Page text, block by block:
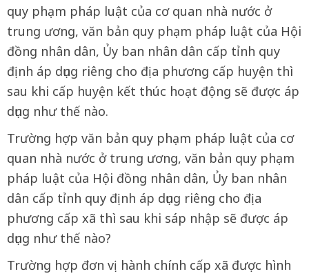
quy phạm pháp luật của cơ quan nhà nước ở
trung ương, văn bản quy phạm pháp luật của Hội
đồng nhân dân, Ủy ban nhân dân cấp tỉnh quy
định áp dụng riêng cho địa phương cấp huyện thì
sau khi cấp huyện kết thúc hoạt động sẽ được áp
dụng như thế nào.
Trường hợp văn bản quy phạm pháp luật của cơ
quan nhà nước ở trung ương, văn bản quy phạm
pháp luật của Hội đồng nhân dân, Ủy ban nhân
dân cấp tỉnh quy định áp dụng riêng cho địa
phương cấp xã thì sau khi sáp nhập sẽ được áp
dụng như thế nào?
Trường hợp đơn vị hành chính cấp xã được hình